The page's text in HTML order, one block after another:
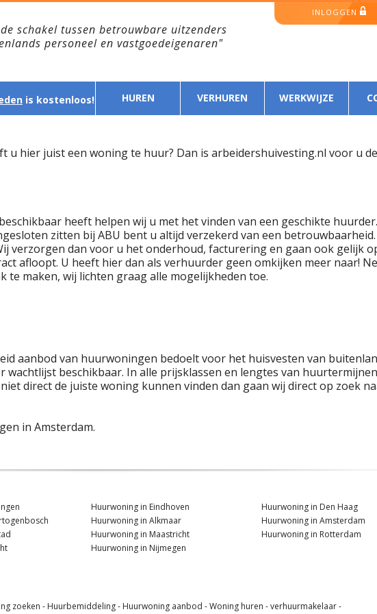
schakel tussen betrouwbare uitzenders
personeel en vastgoedeigenaren"
INLOGGEN
is kostenloos! HUREN VERHUREN WERKWIJZE
u hier juist een woning te huur? Dan is arbeidershuivesting.nl voor u
heeft helpen wij u met het vinden van een geschikte
zitten bij ABU bent u altijd verzekerd van een
verzorgen dan voor u het onderhoud, facturering en gaan ook gelijk
afloopt. U heeft hier dan als verhuurder geen omkijken meer naar!
te maken, wij lichten graag alle mogelijkheden toe.
aanbod van huurwoningen bedoelt voor het huisvesten van
wachtlijst beschikbaar. In alle prijsklassen en lengtes van
direct de juiste woning kunnen vinden dan gaan wij direct op zoek
in Amsterdam.
Huurwoning in Eindhoven
Huurwoning in Alkmaar
Huurwoning in Maastricht
Huurwoning in Nijmegen
Huurwoning in Den Haag
Huurwoning in Amsterdam
Huurwoning in Rotterdam
zoeken - Huurbemiddeling - Huurwoning aanbod -Woning huren -verhuurmakelaar -